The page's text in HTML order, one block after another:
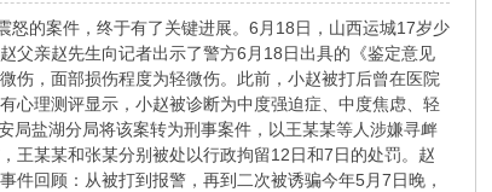
的案件，终于有了关键进展。6月18日，山西运城17岁少
父亲赵先生向记者出示了警方6月18日出具的《鉴定意见
伤，面部损伤程度为轻微伤。此前，小赵被打后曾在医院
心理测评显示，小赵被诊断为中度强迫症、中度焦虑、轻
局盐湖分局将该案转为刑事案件，以王某某等人涉嫌寻衅
王某某和张某分别被处以行政拘留12日和7日的处罚。赵
回顾：从被打到报警，再到二次被诱骗今年5月7日晚，